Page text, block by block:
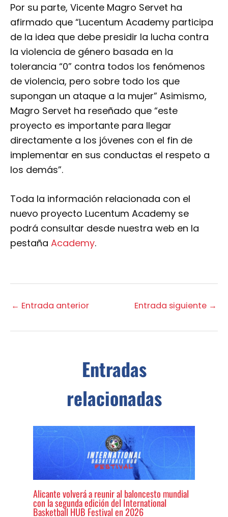
Por su parte, Vicente Magro Servet ha
afirmado que “Lucentum Academy participa
de la idea que debe presidir la lucha contra
la violencia de género basada en la
tolerancia “0” contra todos los fenómenos
de violencia, pero sobre todo los que
supongan un ataque a la mujer” Asimismo,
Magro Servet ha reseñado que “este
proyecto es importante para llegar
directamente a los jóvenes con el fin de
implementar en sus conductas el respeto a
los demás”.
Toda la información relacionada con el
nuevo proyecto Lucentum Academy se
podrá consultar desde nuestra web en la
pestaña Academy.
← Entrada anterior Entrada siguiente →
Entradas
relacionadas
Alicante volverá a reunir al baloncesto mundial
con la segunda edición del International
Basketball HUB Festival en 2026